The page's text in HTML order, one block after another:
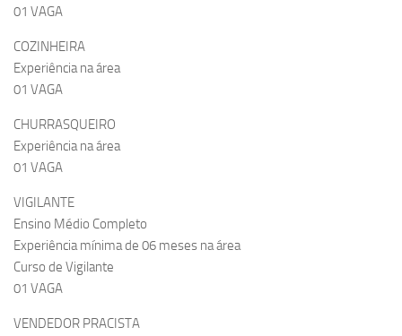
01 VAGA
COZINHEIRA
Experiência na área
01 VAGA
CHURRASQUEIRO
Experiência na área
01 VAGA
VIGILANTE
Ensino Médio Completo
Experiência mínima de 06 meses na área
Curso de Vigilante
01 VAGA
VENDEDOR PRACISTA